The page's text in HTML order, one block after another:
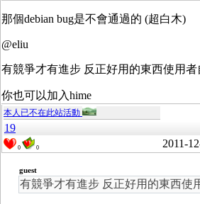
那個debian bug是不會通過的 (超白木)
@eliu
有競爭才有進步 反正好用的東西使用者
你也可以加入hime
本人已不在此站活動
19
0 0 2011-
guest
有競爭才有進步 反正好用的東西使